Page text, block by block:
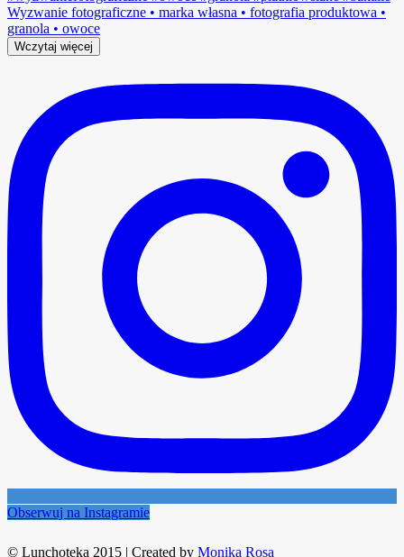
Wczytaj więcej
Obserwuj na Instagramie
© Lunchoteka 2015 | Created by Monika Rosa